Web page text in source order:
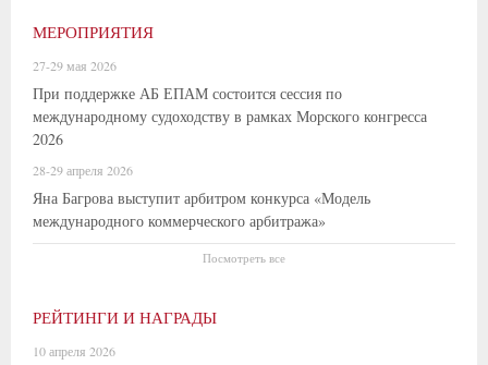
МЕРОПРИЯТИЯ
27-29 мая 2026
При поддержке АБ ЕПАМ состоится сессия по
международному судоходству в рамках Морского конгресса
2026
28-29 апреля 2026
Яна Багрова выступит арбитром конкурса «Модель
международного коммерческого арбитража»
Посмотреть все
РЕЙТИНГИ И НАГРАДЫ
10 апреля 2026